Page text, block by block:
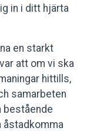
in i ditt hjärta
en starkt
att om vi ska
hittills,
samarbeten
bestående
åstadkomma